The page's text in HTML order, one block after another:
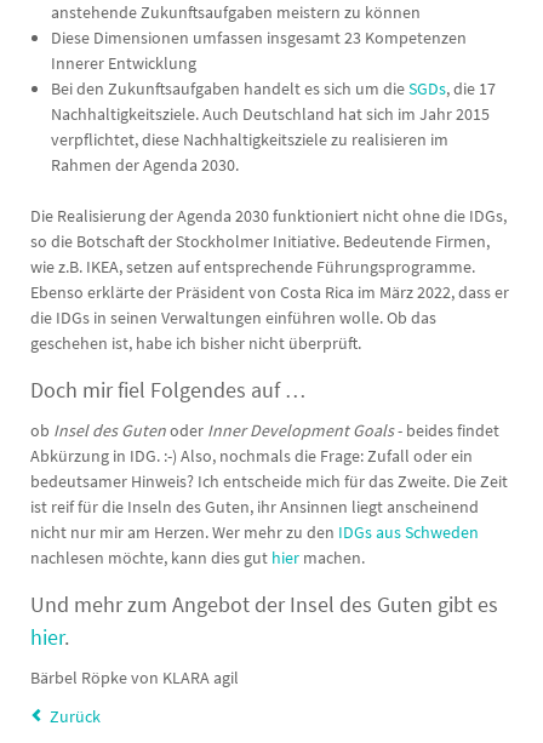
anstehende Zukunftsaufgaben meistern zu können
Diese Dimensionen umfassen insgesamt 23 Kompetenzen
Innerer Entwicklung
Bei den Zukunftsaufgaben handelt es sich um dieSGDs, die 17
Nachhaltigkeitsziele. Auch Deutschland hat sich im Jahr 2015
verpflichtet, diese Nachhaltigkeitsziele zu realisieren im
Rahmen der Agenda 2030.
Die Realisierung der Agenda 2030 funktioniert nicht ohne die IDGs,
so die Botschaft der Stockholmer Initiative. Bedeutende Firmen,
wie z.B. IKEA, setzen auf entsprechende Führungsprogramme.
Ebenso erklärte der Präsident von Costa Rica im März 2022, dass er
die IDGs in seinen Verwaltungen einführen wolle. Ob das
geschehen ist, habe ich bisher nicht überprüft.
Doch mir fiel Folgendes auf …
ob Insel des Gutenoder Inner Development Goals- beides findet
Abkürzung in IDG. :-) Also, nochmals die Frage: Zufall oder ein
bedeutsamer Hinweis? Ich entscheide mich für das Zweite. Die Zeit
ist reif für die Inseln des Guten, ihr Ansinnen liegt anscheinend
nicht nur mir am Herzen. Wer mehr zu den IDGs aus Schweden
nachlesen möchte, kann dies gut hiermachen.
Und mehr zum Angebot der Insel des Guten gibt es
hier.
Bärbel Röpke von KLARA agil
Zurück